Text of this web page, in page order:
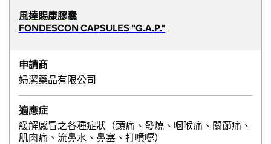
風達賜康膠囊
FONDESCON CAPSULES "G.A.P."
申請商
婦潔藥品有限公司
適應症
緩解感冒之各種症狀（頭痛、發燒、咽喉痛、關節痛、
肌肉痛、流鼻水、鼻塞、打噴嚏）